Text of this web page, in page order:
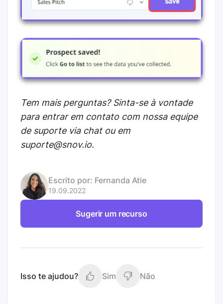
Tem mais perguntas? Sinta-se à vontade
para entrar em contato com nossa equipe
de suporte via chat ou em
suporte@snov.io.
Escrito por: Fernanda Atie
19.09.2022
Sugerir um recurso
Isso te ajudou? Sim Não